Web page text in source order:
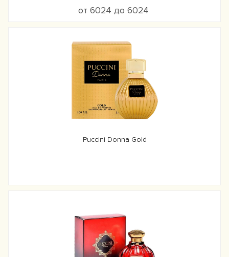
от 6024 до 6024
Puccini Donna Gold